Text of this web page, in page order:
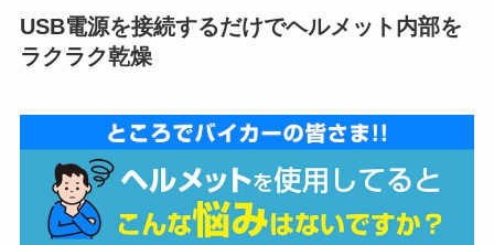
USB電源を接続するだけでヘルメット内部を
ラクラク乾燥